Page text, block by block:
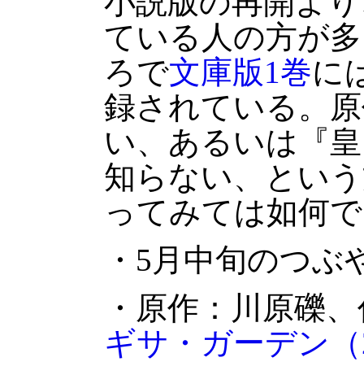
ている人の方が
ろで文庫版1巻に
録されている。
い、あるいは『
知らない、とい
ってみては如何
・5月中旬のつぶ
・原作：川原礫
ギサ・ガーデン